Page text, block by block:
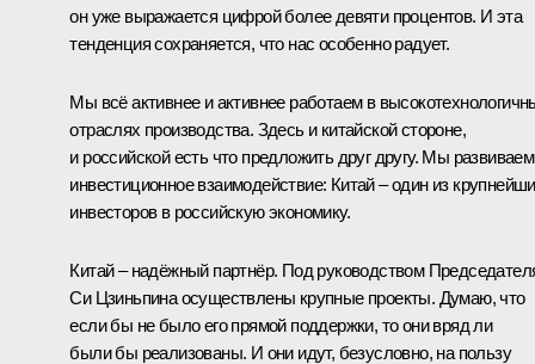
он уже выражается цифрой более девяти процентов. И эта
тенденция сохраняется, что нас особенно радует.
Мы всё активнее и активнее работаем в
отраслях производства. Здесь и китайской стороне,
и российской есть что предложить друг другу. Мы развиваем
инвестиционное взаимодействие: Китай – один из
инвесторов в российскую экономику.
Китай – надёжный партнёр. Под руководством
Си Цзиньпина осуществлены крупные проекты. Думаю, что
если бы не было его прямой поддержки, то они вряд ли
были бы реализованы. И они идут, безусловно, на пользу